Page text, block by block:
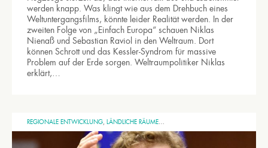
werden knapp. Was klingt wie aus dem Drehbuch eines
Weltuntergangsfilms, könnte leider Realität werden. In der
zweiten Folge von „Einfach Europa“ schauen Niklas
Nienaß und Sebastian Raviol in den Weltraum. Dort
können Schrott und das Kessler-Syndrom für massive
Problem auf der Erde sorgen. Weltraumpolitiker Niklas
erklärt,…
REGIONALE ENTWICKLUNG, LÄNDLICHE RÄUME,KULTUR & MEDIEN